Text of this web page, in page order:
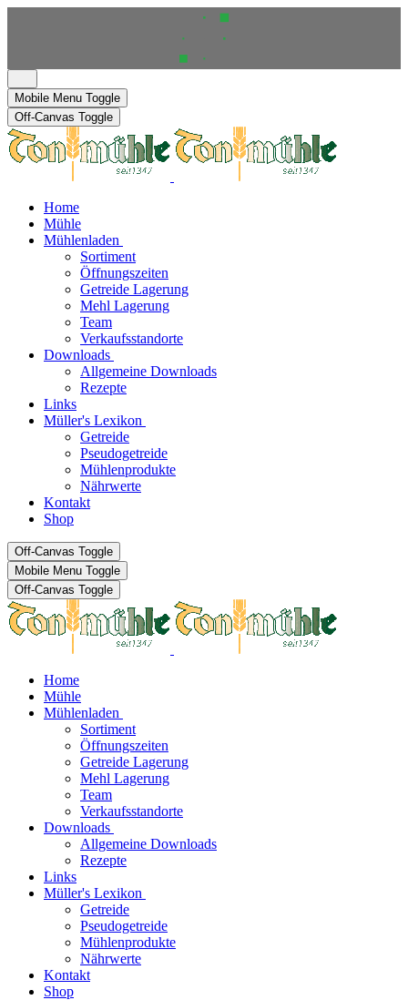
Mobile Menu Toggle
Off-Canvas Toggle
Home
Mühle
Mühlenladen
Sortiment
Öffnungszeiten
Getreide Lagerung
Mehl Lagerung
Team
Verkaufsstandorte
Downloads
Allgemeine Downloads
Rezepte
Links
Müller's Lexikon
Getreide
Pseudogetreide
Mühlenprodukte
Nährwerte
Kontakt
Shop
Off-Canvas Toggle
Mobile Menu Toggle
Off-Canvas Toggle
Home
Mühle
Mühlenladen
Sortiment
Öffnungszeiten
Getreide Lagerung
Mehl Lagerung
Team
Verkaufsstandorte
Downloads
Allgemeine Downloads
Rezepte
Links
Müller's Lexikon
Getreide
Pseudogetreide
Mühlenprodukte
Nährwerte
Kontakt
Shop